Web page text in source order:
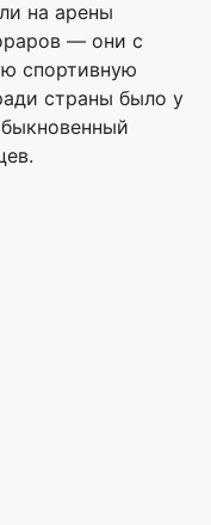
на арены
— они с
спортивную
страны было у